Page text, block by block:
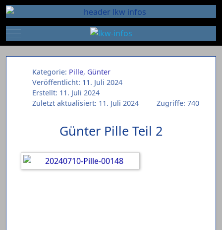
Mobile Menu Toggle
Kategorie: Pille, Günter
Veröffentlicht: 11. Juli 2024
Erstellt: 11. Juli 2024
Zuletzt aktualisiert: 11. Juli 2024
Zugriffe: 740
Günter Pille Teil 2